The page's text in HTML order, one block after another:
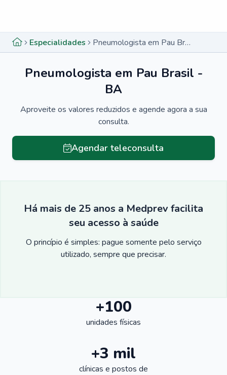
Especialidades Pneumologista em Pau Brasil - BA
Pneumologista em Pau Brasil -
BA
Aproveite os valores reduzidos e agende agora a sua
consulta.
Agendar teleconsulta
Há mais de 25 anos a Medprev facilita
seu acesso à saúde
O princípio é simples: pague somente pelo serviço
utilizado, sempre que precisar.
+100
unidades físicas
+3 mil
clínicas e postos de